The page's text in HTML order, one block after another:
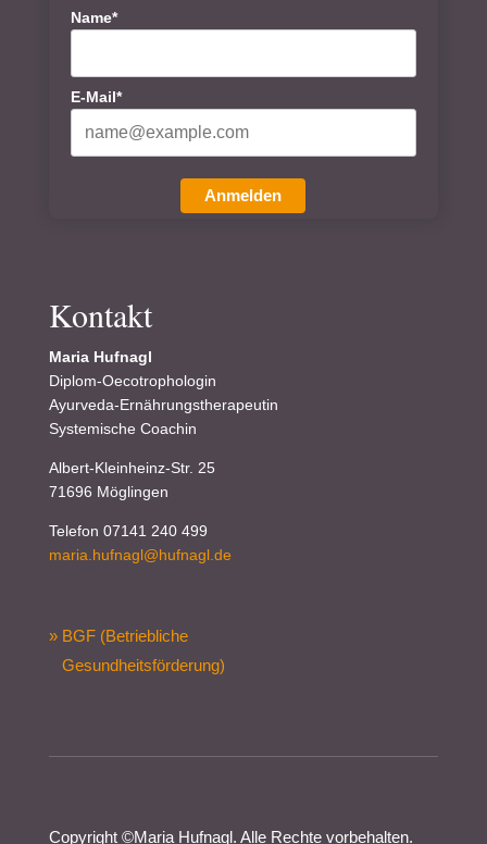
Name*
E-Mail*
Anmelden
Kontakt
Maria Hufnagl
Diplom-Oecotrophologin
Ayurveda-Ernährungstherapeutin
Systemische Coachin
Albert-Kleinheinz-Str. 25
71696 Möglingen
Telefon 07141 240 499
maria.hufnagl@hufnagl.de
» BGF (Betriebliche
Gesundheitsförderung)
Copyright ©Maria Hufnagl. Alle Rechte vorbehalten.